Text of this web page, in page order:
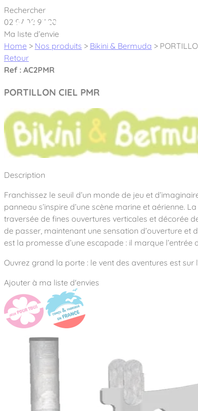
Cookies management panel
Créateur et fabricant d’aires de jeux
Nos dernières actualités
À propos
Nos Garanties
Notre concept
Notre entreprise
Notre équipe
Aires de jeux Bikini & Bermuda®
Tous nos jeux
Jeux inclusifs
Jeux recyclés
Nos univers
Sport & Fitness Sport&Co®
Agrès fitness
Parcours de santé
Stadium Arena
Street workout
Surfpark
Équipements sportifs
Mobilier & accessoires
Mobilier urbain
Accessoires ludiques
Nos clients
Collectivités
Établissements scolaires
Architectes, Paysagistes-concepteurs
Camping et résidences de vacances
Notre expertise
Des aires intergénérationnelles de
Des aires de jeux pour tous les enfants
L’éco-conception de nos jeux
La végétalisation des cours d’école
Nos matériaux
Nos fonctions ludiques & sportives
Nos sols amortissants
Réalisations
Contact
Les questions fréquentes
Rechercher
02 97 02 97 20
Ma liste d’envie
Home > Nos produits > Bikini & Bermuda >
Retour
Ref : AC2PMR
PORTILLON CIEL PMR
Description
Franchissez le seuil d’un monde de jeu et
panneau s’inspire d’une scène marine et aérienne.
traversée de fines ouvertures verticales et décorée
de passer, maintenant une sensation d’ouverture et
est la promesse d’une escapade : il marque
Ouvrez grand la porte : le vent des aventures est
Ajouter à ma liste d'envies